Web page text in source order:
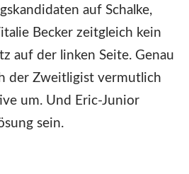
auf Schalke,
Becker zeitgleich kein
auf der linken Seite. Genau
der Zweitligist vermutlich
um. Und Eric-Junior
sein.